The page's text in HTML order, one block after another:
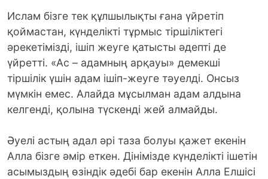
Ислам бізге тек құлшылықты ғана үйретіп
қоймастан, күнделікті тұрмыс тіршіліктегі
әрекетімізді, ішіп жеуге қатысты әдепті де
үйретті. «Ас – адамның арқауы» демекші
тіршілік үшін адам ішіп-жеуге тәуелді. Онсыз
мүмкін емес. Алайда мұсылман адам алдына
келгенді, қолына түскенді жей алмайды.
Әуелі астың адал әрі таза болуы қажет екенін
Алла бізге әмір еткен. Дінімізде күнделікті ішетін
асымыздың өзіндік әдебі бар екенін Алла Елшісі